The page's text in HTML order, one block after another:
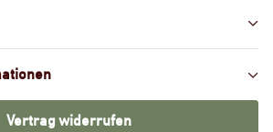
Vertrag widerrufen